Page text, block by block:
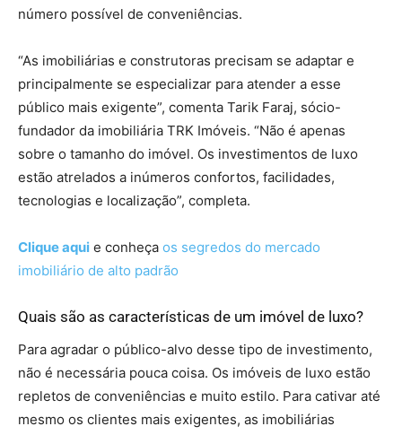
número possível de conveniências.
“As imobiliárias e construtoras precisam se adaptar e
principalmente se especializar para atender a esse
público mais exigente”, comenta Tarik Faraj, sócio-
fundador da imobiliária TRK Imóveis. “Não é apenas
sobre o tamanho do imóvel. Os investimentos de luxo
estão atrelados a inúmeros confortos, facilidades,
tecnologias e localização”, completa.
Clique aqui e conheça os segredos do mercado
imobiliário de alto padrão
Quais são as características de um imóvel de luxo?
Para agradar o público-alvo desse tipo de investimento,
não é necessária pouca coisa. Os imóveis de luxo estão
repletos de conveniências e muito estilo. Para cativar até
mesmo os clientes mais exigentes, as imobiliárias